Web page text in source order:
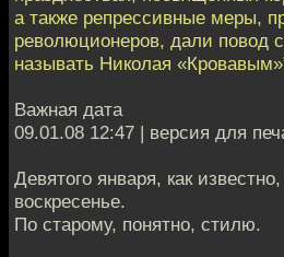
а также репрессивные меры,
революционеров, дали повод
называть Николая
Важная дата
09.01.08 12:47 | версия для
Девятого января, как
воскресенье.
По старому, понятно, стилю.